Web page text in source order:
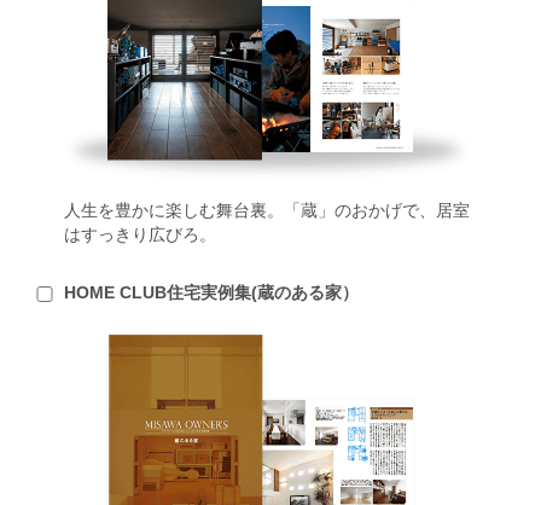
人生を豊かに楽しむ舞台裏。「蔵」のおかげで、居室
はすっきり広びろ。
HOME CLUB住宅実例集(蔵のある家）